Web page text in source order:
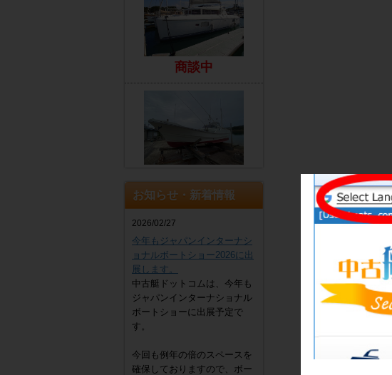
商談中
4,300,000円
お知らせ・新着情報
2026/02/27
今年もジャパンインターナシ
ョナルボートショー2026に出
展します。
中古艇ドットコムは、今年も
ジャパンインターナショナル
ボートショーに出展予定で
す。
今回も例年の倍のスペースを
確保しておりますので、ボー